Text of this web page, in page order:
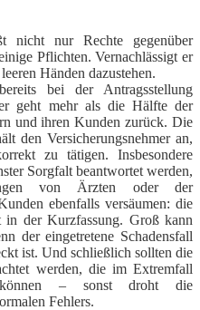
nicht nur Rechte gegenüber
Pflichten. Vernachlässigt er
Händen dazustehen.
bei der Antragsstellung
geht mehr als die Hälfte der
und ihren Kunden zurück. Die
den Versicherungsnehmer an,
zu tätigen. Insbesondere
Sorgfalt beantwortet werden,
von Ärzten oder der
ebenfalls versäumen: die
in der Kurzfassung. Groß kann
der eingetretene Schadensfall
ist. Und schließlich sollten die
werden, die im Extremfall
– sonst droht die
Fehlers.